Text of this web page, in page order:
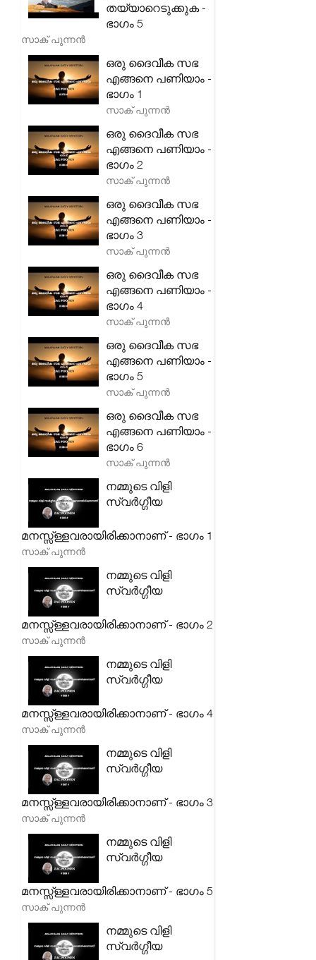
തയ്യാറെടുക്കുക -
ഭാഗം 5
സാക് പുന്നൻ
ഒരു ദൈവീക സഭ
എങ്ങനെ പണിയാം -
ഭാഗം 1
സാക് പുന്നൻ
ഒരു ദൈവീക സഭ
എങ്ങനെ പണിയാം -
ഭാഗം 2
സാക് പുന്നൻ
ഒരു ദൈവീക സഭ
എങ്ങനെ പണിയാം -
ഭാഗം 3
സാക് പുന്നൻ
ഒരു ദൈവീക സഭ
എങ്ങനെ പണിയാം -
ഭാഗം 4
സാക് പുന്നൻ
ഒരു ദൈവീക സഭ
എങ്ങനെ പണിയാം -
ഭാഗം 5
സാക് പുന്നൻ
ഒരു ദൈവീക സഭ
എങ്ങനെ പണിയാം -
ഭാഗം 6
സാക് പുന്നൻ
നമ്മുടെ വിളി
സ്വർഗ്ഗീയ
മനസ്സ്ള്ളവരായിരിക്കാനാണ് - ഭാഗം 1
സാക് പുന്നൻ
നമ്മുടെ വിളി
സ്വർഗ്ഗീയ
മനസ്സ്ള്ളവരായിരിക്കാനാണ് - ഭാഗം 2
സാക് പുന്നൻ
നമ്മുടെ വിളി
സ്വർഗ്ഗീയ
മനസ്സ്ള്ളവരായിരിക്കാനാണ് - ഭാഗം 4
സാക് പുന്നൻ
നമ്മുടെ വിളി
സ്വർഗ്ഗീയ
മനസ്സ്ള്ളവരായിരിക്കാനാണ് - ഭാഗം 3
സാക് പുന്നൻ
നമ്മുടെ വിളി
സ്വർഗ്ഗീയ
മനസ്സ്ള്ളവരായിരിക്കാനാണ് - ഭാഗം 5
സാക് പുന്നൻ
നമ്മുടെ വിളി
സ്വർഗ്ഗീയ